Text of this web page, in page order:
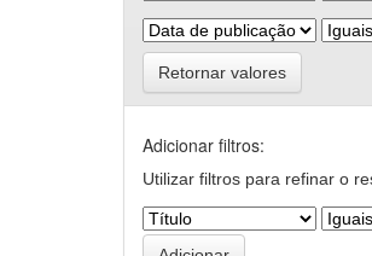
Retornar valores
Adicionar filtros:
Utilizar filtros para refinar o